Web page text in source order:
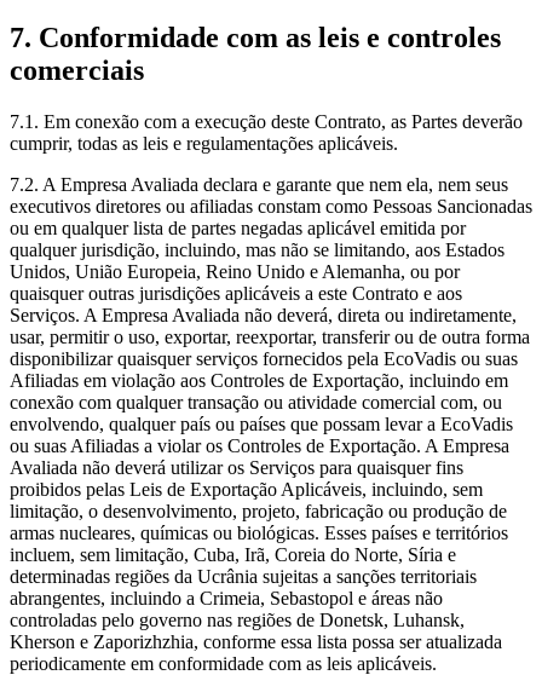
7. Conformidade com as leis e controles
comerciais
7.1. Em conexão com a execução deste Contrato, as Partes deverão
cumprir, todas as leis e regulamentações aplicáveis.
7.2. A Empresa Avaliada declara e garante que nem ela, nem seus
executivos diretores ou afiliadas constam como Pessoas Sancionadas
ou em qualquer lista de partes negadas aplicável emitida por
qualquer jurisdição, incluindo, mas não se limitando, aos Estados
Unidos, União Europeia, Reino Unido e Alemanha, ou por
quaisquer outras jurisdições aplicáveis a este Contrato e aos
Serviços. A Empresa Avaliada não deverá, direta ou indiretamente,
usar, permitir o uso, exportar, reexportar, transferir ou de outra forma
disponibilizar quaisquer serviços fornecidos pela EcoVadis ou suas
Afiliadas em violação aos Controles de Exportação, incluindo em
conexão com qualquer transação ou atividade comercial com, ou
envolvendo, qualquer país ou países que possam levar a EcoVadis
ou suas Afiliadas a violar os Controles de Exportação. A Empresa
Avaliada não deverá utilizar os Serviços para quaisquer fins
proibidos pelas Leis de Exportação Aplicáveis, incluindo, sem
limitação, o desenvolvimento, projeto, fabricação ou produção de
armas nucleares, químicas ou biológicas. Esses países e territórios
incluem, sem limitação, Cuba, Irã, Coreia do Norte, Síria e
determinadas regiões da Ucrânia sujeitas a sanções territoriais
abrangentes, incluindo a Crimeia, Sebastopol e áreas não
controladas pelo governo nas regiões de Donetsk, Luhansk,
Kherson e Zaporizhzhia, conforme essa lista possa ser atualizada
periodicamente em conformidade com as leis aplicáveis.